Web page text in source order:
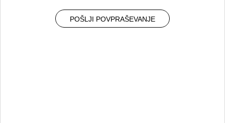
POŠLJI POVPRAŠEVANJE